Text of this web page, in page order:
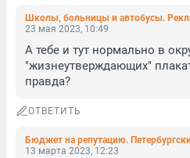
23 мая 2023, 10:49
А тебе и тут нормально в
"жизнеутверждающих"
правда?
ОТВЕТИТЬ
13 марта 2023, 12:23